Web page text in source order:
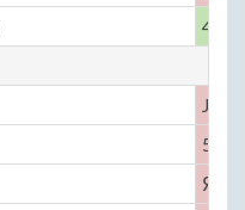
4
J
5